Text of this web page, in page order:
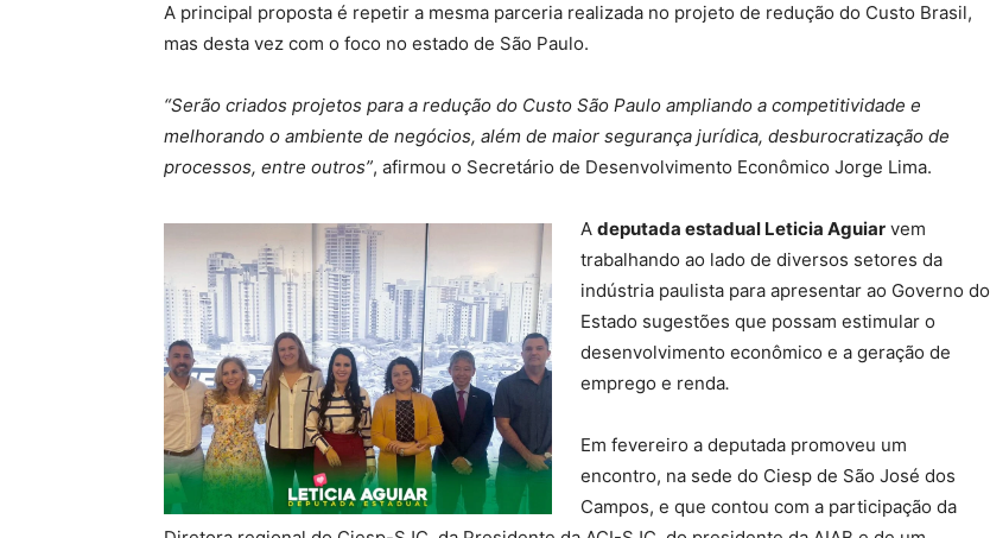
A principal proposta é repetir a mesma parceria realizada no projeto de redução do Custo Brasil,
mas desta vez com o foco no estado de São Paulo.
“Serão criados projetos para a redução do Custo São Paulo ampliando a competitividade e
melhorando o ambiente de negócios, além de maior segurança jurídica, desburocratização de
processos, entre outros”, afirmou o Secretário de Desenvolvimento Econômico Jorge Lima.
A deputada estadual Leticia Aguiar vem
trabalhando ao lado de diversos setores da
indústria paulista para apresentar ao Governo do
Estado sugestões que possam estimular o
desenvolvimento econômico e a geração de
emprego e renda.
Em fevereiro a deputada promoveu um
encontro, na sede do Ciesp de São José dos
Campos, e que contou com a participação da